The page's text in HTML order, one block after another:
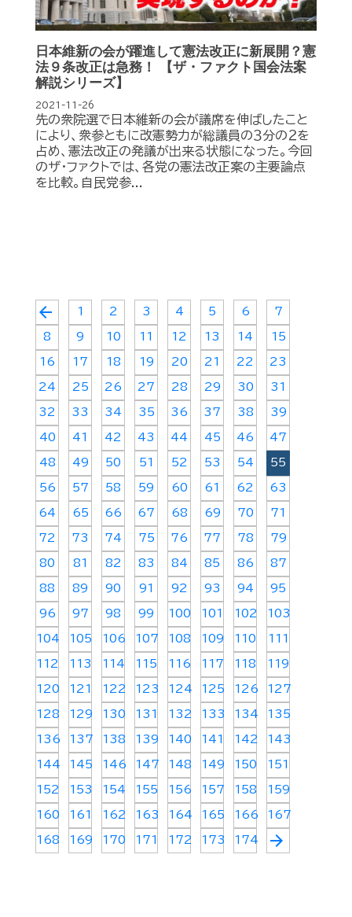
日本維新の会が躍進して憲法改正に新展開？憲
法９条改正は急務！ 【ザ・ファクト国会法案
解説シリーズ】
2021-11-26
先の衆院選で日本維新の会が議席を伸ばしたこと
により、衆参ともに改憲勢力が総議員の３分の２を
占め、憲法改正の発議が出来る状態になった。今回
のザ・ファクトでは、各党の憲法改正案の主要論点
を比較。自民党参...
arrow_back 1 2 3 4 5 6 7
8 9 10 11 12 13 14 15
16 17 18 19 20 21 22 23
24 25 26 27 28 29 30 31
32 33 34 35 36 37 38 39
40 41 42 43 44 45 46 47
48 49 50 51 52 53 54 55
56 57 58 59 60 61 62 63
64 65 66 67 68 69 70 71
72 73 74 75 76 77 78 79
80 81 82 83 84 85 86 87
88 89 90 91 92 93 94 95
96 97 98 99 100 101 102 103
104 105 106 107 108 109 110 111
112 113 114 115 116 117 118 119
120 121 122 123 124 125 126 127
128 129 130 131 132 133 134 135
136 137 138 139 140 141 142 143
144 145 146 147 148 149 150 151
152 153 154 155 156 157 158 159
160 161 162 163 164 165 166 167
168 169 170 171 172 173 174 arrow_forward